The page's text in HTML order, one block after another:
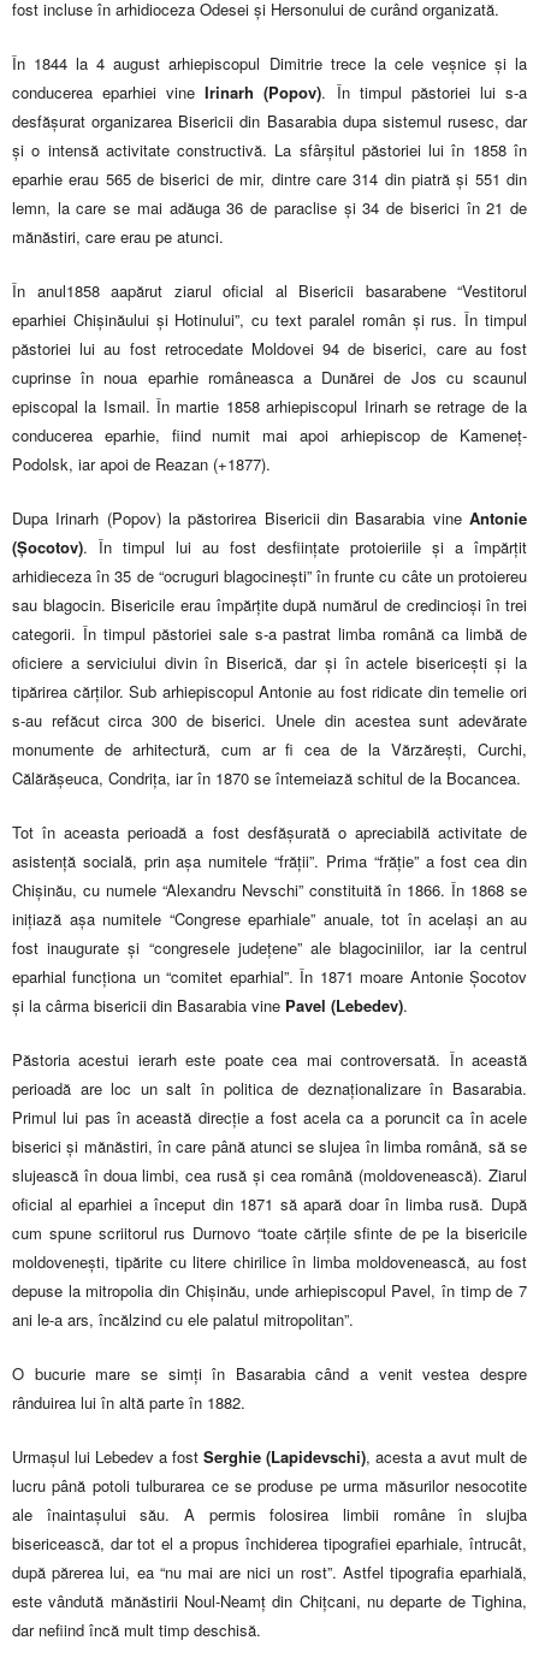
fost incluse în arhidioceza Odesei și Hersonului de curând organizată.
În 1844 la 4 august arhiepiscopul Dimitrie trece la cele veșnice și la
conducerea eparhiei vineIrinarh (Popov). În timpul păstoriei lui s-a
desfășurat organizarea Bisericii din Basarabia dupa sistemul rusesc, dar
și o intensă activitate constructivă. La sfârșitul păstoriei lui în 1858 în
eparhie erau 565 de biserici de mir, dintre care 314 din piatră și 551 din
lemn, la care se mai adăuga 36 de paraclise și 34 de biserici în 21 de
mănăstiri, care erau pe atunci.
În anul1858 aapărut ziarul oficial al Bisericii basarabene “Vestitorul
eparhiei Chișinăului și Hotinului”, cu text paralel român și rus. În timpul
păstoriei lui au fost retrocedate Moldovei 94 de biserici, care au fost
cuprinse în noua eparhie româneasca a Dunărei de Jos cu scaunul
episcopal la Ismail. În martie 1858 arhiepiscopul Irinarh se retrage de la
conducerea eparhie, fiind numit mai apoi arhiepiscop de Kameneț-
Podolsk, iar apoi de Reazan (+1877).
Dupa Irinarh (Popov) la păstorirea Bisericii din Basarabia vine Antonie
(Șocotov). În timpul lui au fost desființate protoieriile și a împărțit
arhidieceza în 35 de “ocruguri blagocinești” în frunte cu câte un protoiereu
sau blagocin. Bisericile erau împărțite după numărul de credincioși în trei
categorii. În timpul păstoriei sale s-a pastrat limba română ca limbă de
oficiere a serviciului divin în Biserică, dar și în actele bisericești și la
tipărirea cărților. Sub arhiepiscopul Antonie au fost ridicate din temelie ori
s-au refăcut circa 300 de biserici. Unele din acestea sunt adevărate
monumente de arhitectură, cum ar fi cea de la Vărzărești, Curchi,
Călărășeuca, Condrița, iar în 1870 se întemeiază schitul de la Bocancea.
Tot în aceasta perioadă a fost desfășurată o apreciabilă activitate de
asistență socială, prin așa numitele “frății”. Prima “frăție” a fost cea din
Chișinău, cu numele “Alexandru Nevschi” constituită în 1866. În 1868 se
inițiază așa numitele “Congrese eparhiale” anuale, tot în același an au
fost inaugurate și “congresele județene” ale blagociniilor, iar la centrul
eparhial funcționa un “comitet eparhial”. În 1871 moare Antonie Șocotov
și la cârma bisericii din Basarabia vine Pavel (Lebedev).
Păstoria acestui ierarh este poate cea mai controversată. În această
perioadă are loc un salt în politica de deznaționalizare în Basarabia.
Primul lui pas în această direcție a fost acela ca a poruncit ca în acele
biserici și mănăstiri, în care până atunci se slujea în limba română, să se
slujească în doua limbi, cea rusă și cea română (moldovenească). Ziarul
oficial al eparhiei a început din 1871 să apară doar în limba rusă. După
cum spune scriitorul rus Durnovo “toate cărțile sfinte de pe la bisericile
moldovenești, tipărite cu litere chirilice în limba moldovenească, au fost
depuse la mitropolia din Chișinău, unde arhiepiscopul Pavel, în timp de 7
ani le-a ars, încălzind cu ele palatul mitropolitan”.
O bucurie mare se simți în Basarabia când a venit vestea despre
rânduirea lui în altă parte în 1882.
Urmașul lui Lebedev a fost Serghie (Lapidevschi), acesta a avut mult de
lucru până potoli tulburarea ce se produse pe urma măsurilor nesocotite
ale înaintașului său. A permis folosirea limbii române în slujba
bisericească, dar tot el a propus închiderea tipografiei eparhiale, întrucât,
după părerea lui, ea “nu mai are nici un rost”. Astfel tipografia eparhială,
este vândută mănăstirii Noul-Neamț din Chițcani, nu departe de Tighina,
dar nefiind încă mult timp deschisă.